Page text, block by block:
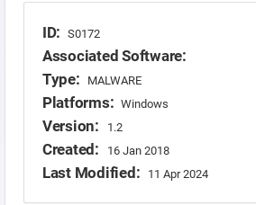
ID: S0172
Associated Software:
Type:
MALWARE
Platforms: Windows
Version: 1.2
Created: 16 Jan 2018
Last Modified: 11 Apr 2024